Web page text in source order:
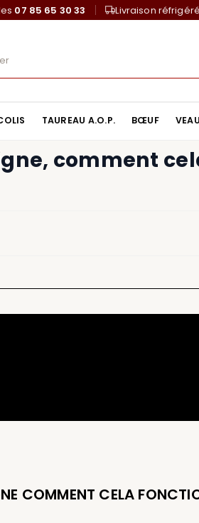
07 85 65 30 33 Livraison
TAUREAU A.O.P. BŒUF VEAU
comment
COMMENT CELA